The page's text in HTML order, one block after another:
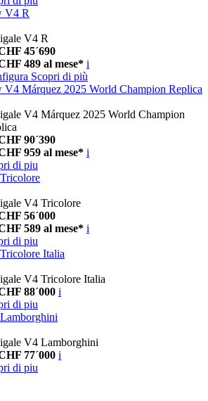
V4 R
V4 R
45´690
489 al mese* i
Scopri di più
V4 Márquez 2025 World Champion Replica
V4 Márquez 2025 World Champion
90´390
959 al mese* i
di piu
V4 Tricolore
56´000
589 al mese* i
di piu
Italia
V4 Tricolore Italia
88´000 i
di piu
V4 Lamborghini
77´000 i
di piu